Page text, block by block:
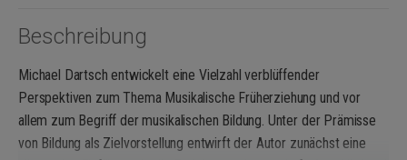
Beschreibung
Michael Dartsch entwickelt eine Vielzahl verblüffender
Perspektiven zum Thema Musikalische Früherziehung und vor
allem zum Begriff der musikalischen Bildung. Unter der Prämisse
von Bildung als Zielvorstellung entwirft der Autor zunächst eine